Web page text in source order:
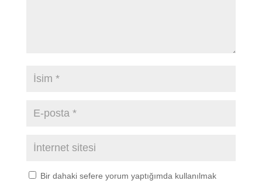
Bir dahaki sefere yorum yaptığımda kullanılmak